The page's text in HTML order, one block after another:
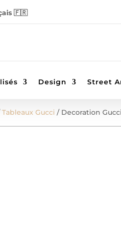
🇫🇷
Design Street
Tableaux Gucci / Decoration Gucci